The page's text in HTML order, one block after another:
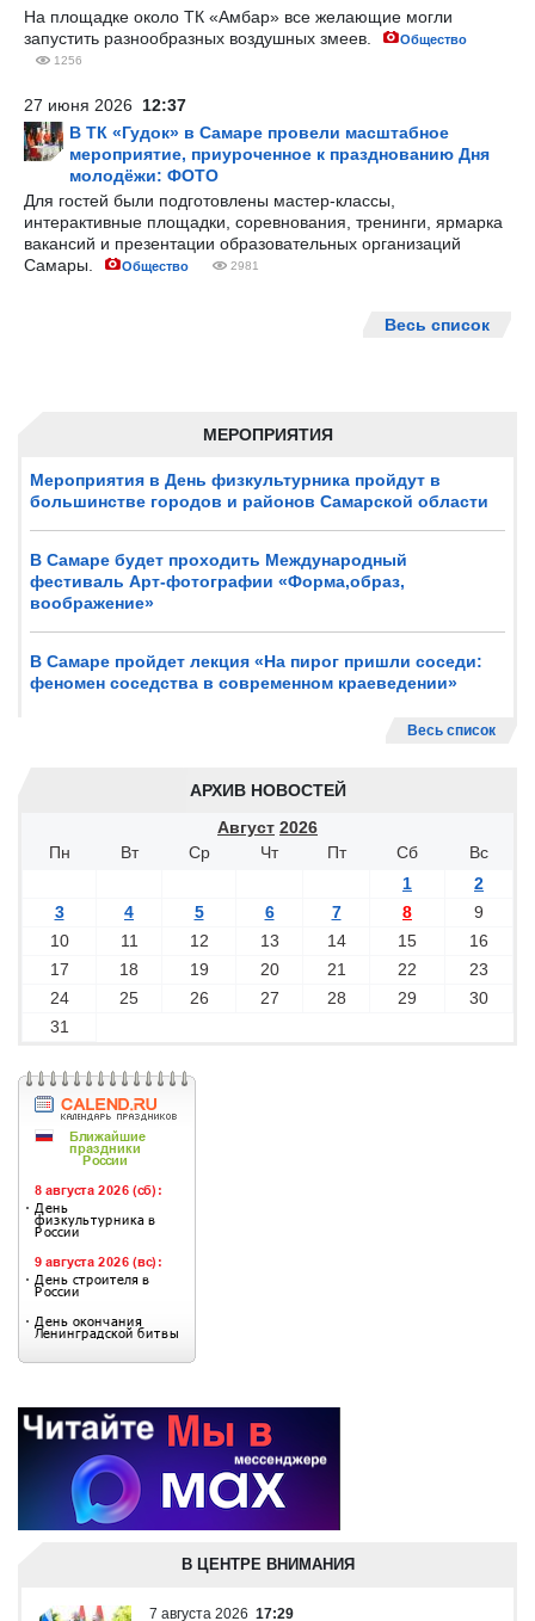
МЕРОПРИЯТИЯ
Мероприятия в День физкультурника пройдут в
большинстве городов и районов Самарской области
В Самаре будет проходить Международный
фестиваль Арт-фотографии «Форма,образ,
воображение»
В Самаре пройдет лекция «На пирог пришли соседи:
феномен соседства в современном краеведении»
Весь список
АРХИВ НОВОСТЕЙ
Август 2026
Пн
Вт Ср Чт Пт Сб
Вс
1
2
3
4 5 6 7 8
9
10
11 12 13 14 15
16
17
18 19 20 21 22
23
24
25 26 27 28 29
30
31
На площадке около ТК «Амбар» все желающие могли
запустить разнообразных воздушных змеев.
Общество
1256
27 июня 2026 12:37
В ТК «Гудок» в Самаре провели масштабное
мероприятие, приуроченное к празднованию Дня
молодёжи: ФОТО
Для гостей были подготовлены мастер-классы,
интерактивные площадки, соревнования, тренинги, ярмарка
вакансий и презентации образовательных организаций
Самары.
Общество 2981
Весь список
В ЦЕНТРЕ ВНИМАНИЯ
7 августа 2026 17:29